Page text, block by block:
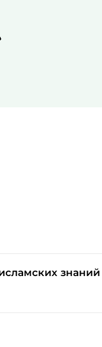
знаний